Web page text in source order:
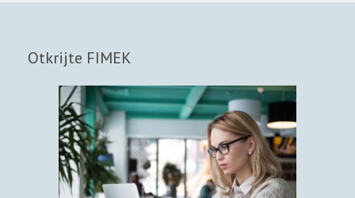
Otkrijte FIMEK